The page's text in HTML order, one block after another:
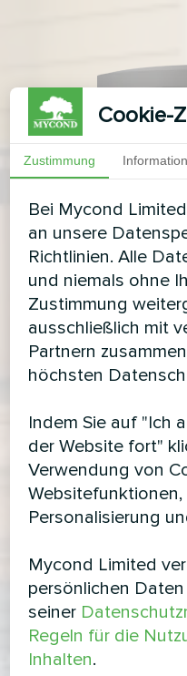
Cookie-
Zustimmung
Bei Mycond
an unsere
Richtlinien. Alle
und niemals ohne
Zustimmung
ausschließlich mit
Partnern
höchsten
Indem Sie auf "Ich
der Website fort"
Verwendung von
Websitefunktionen,
Personalisierung
Mycond Limited
persönlichen
seiner
Regeln für die
Inhalten.